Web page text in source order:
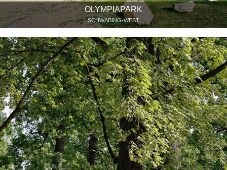
OLYMPIAPARK
SCHWABING-WEST